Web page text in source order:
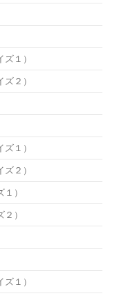
１）
２）
１）
２）
）
）
１）